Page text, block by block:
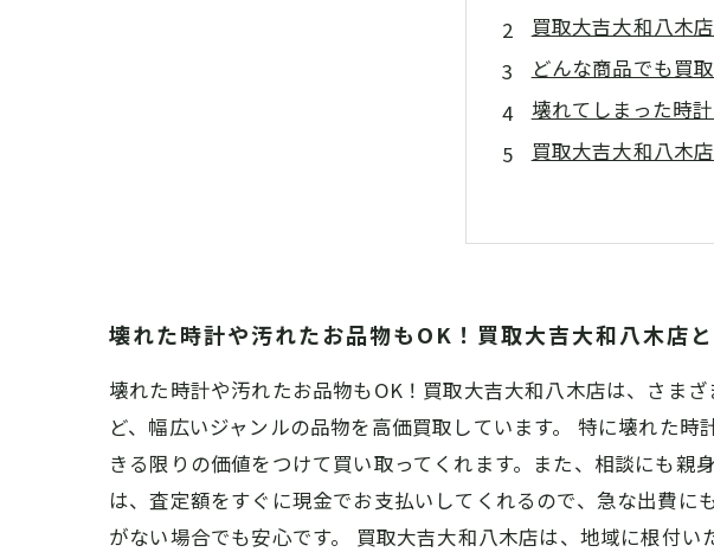
買取大吉大和八木
どんな商品でも買
壊れてしまった時
買取大吉大和八木
壊れた時計や汚れたお品物もOK！買取大吉大和八木店と
壊れた時計や汚れたお品物もOK！買取大吉大和八木店は、さま
ど、幅広いジャンルの品物を高価買取しています。 特に壊れた
きる限りの価値をつけて買い取ってくれます。また、相談にも
は、査定額をすぐに現金でお支払いしてくれるので、急な出費
がない場合でも安心です。 買取大吉大和八木店は、地域に根付